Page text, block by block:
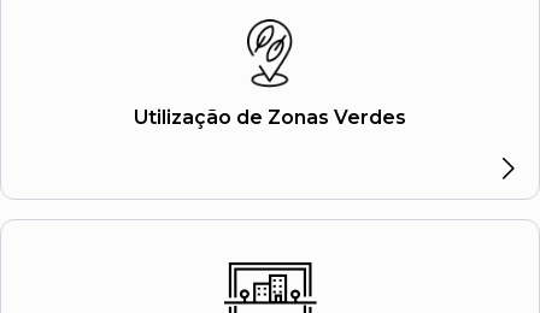
Utilização de Zonas Verdes